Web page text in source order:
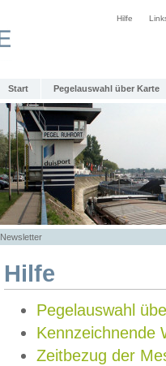
Hilfe
Start Pegelauswahl über Karte
Newsletter
Hilfe
Pegelauswahl
Kennzeichnende
Zeitbezug der